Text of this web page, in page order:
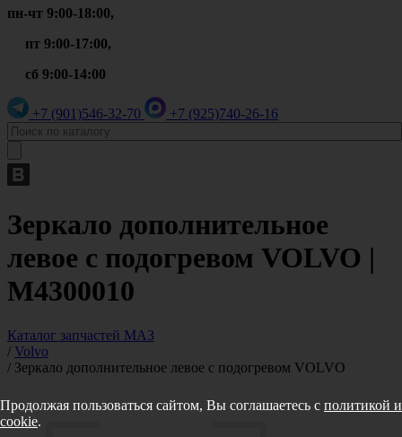
пн-чт 9:00-18:00,
пт 9:00-17:00,
сб 9:00-14:00
+7 (901)546-32-70 +7 (925)740-26-16
Зеркало дополнительное
левое с подогревом VOLVO |
M4300010
Каталог запчастей МАЗ
/ Volvo
/ Зеркало дополнительное левое с подогревом VOLVO
Продолжая пользоваться сайтом, Вы соглашаетесь с политикой
cookie.